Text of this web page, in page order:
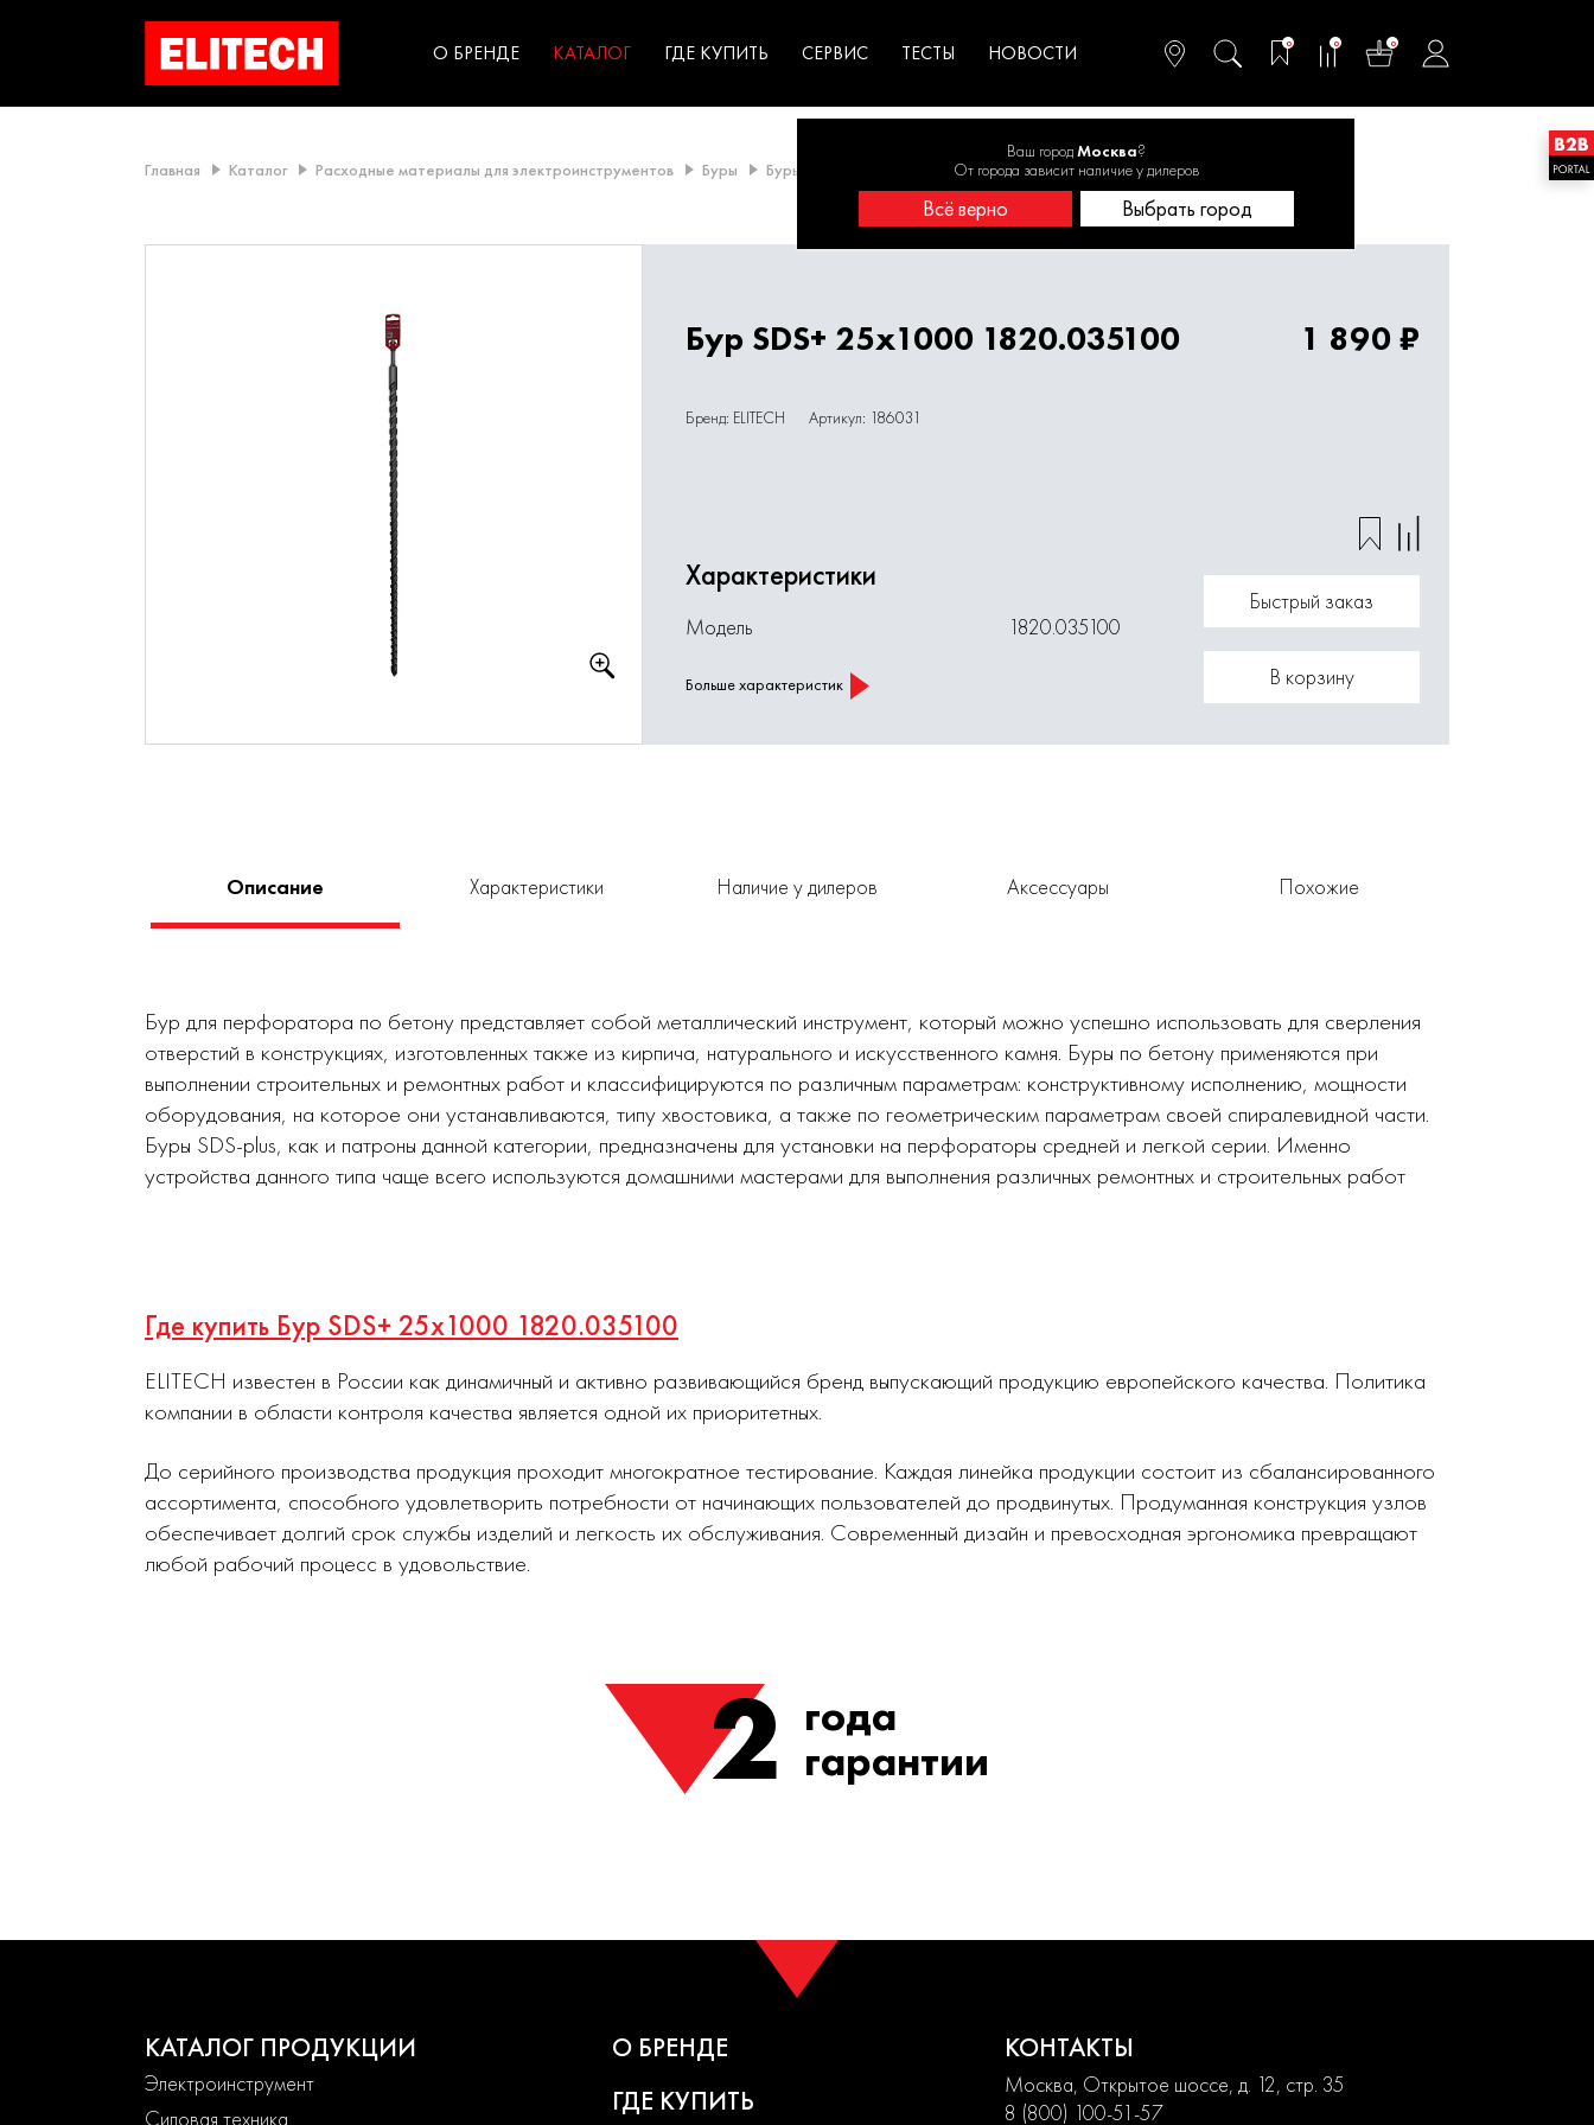
О БРЕНДЕ КАТАЛОГ садоводства
ГДЕ КУПИТЬ СЕРВИС ТЕСТЫ НОВОСТИ 0 0 0
Ваш городМосква?
От города зависит наличие у дилеров
Всё верно Выбрать город
Главная Каталог Расходные материалы для электроинструментов Буры Буры SDS-Plus Буры 20мм и более Бур SDS+ 25х1000 1820.035100
Бур SDS+ 25х1000 1820.035100
Бренд: ELITECH Артикул: 186031
1 890 ₽
Характеристики
Модель 1820.035100
Больше характеристик
Быстрый заказ
В корзину
Описание Характеристики Наличие у дилеров Аксессуары Похожие
Бур для перфоратора по бетону представляет собой металлический инструмент, который можно успешно использовать для сверления
отверстий в конструкциях, изготовленных также из кирпича, натурального и искусственного камня. Буры по бетону применяются при
выполнении строительных и ремонтных работ и классифицируются по различным параметрам: конструктивному исполнению, мощности
оборудования, на которое они устанавливаются, типу хвостовика, а также по геометрическим параметрам своей спиралевидной части.
Буры SDS-plus, как и патроны данной категории, предназначены для установки на перфораторы средней и легкой серии. Именно
устройства данного типа чаще всего используются домашними мастерами для выполнения различных ремонтных и строительных работ
Где купить Бур SDS+ 25х1000 1820.035100
ELITECH известен в России как динамичный и активно развивающийся бренд выпускающий продукцию европейского качества. Политика
компании в области контроля качества является одной их приоритетных.
До серийного производства продукция проходит многократное тестирование. Каждая линейка продукции состоит из сбалансированного
ассортимента, способного удовлетворить потребности от начинающих пользователей до продвинутых. Продуманная конструкция узлов
обеспечивает долгий срок службы изделий и легкость их обслуживания. Современный дизайн и превосходная эргономика превращают
любой рабочий процесс в удовольствие.
2 года
гарантии
КАТАЛОГ ПРОДУКЦИИ
Электроинструмент
Силовая техника
О БРЕНДЕ
ГДЕ КУПИТЬ
КОНТАКТЫ
Москва, Открытое шоссе, д. 12, стр. 35
8 (800) 100-51-57